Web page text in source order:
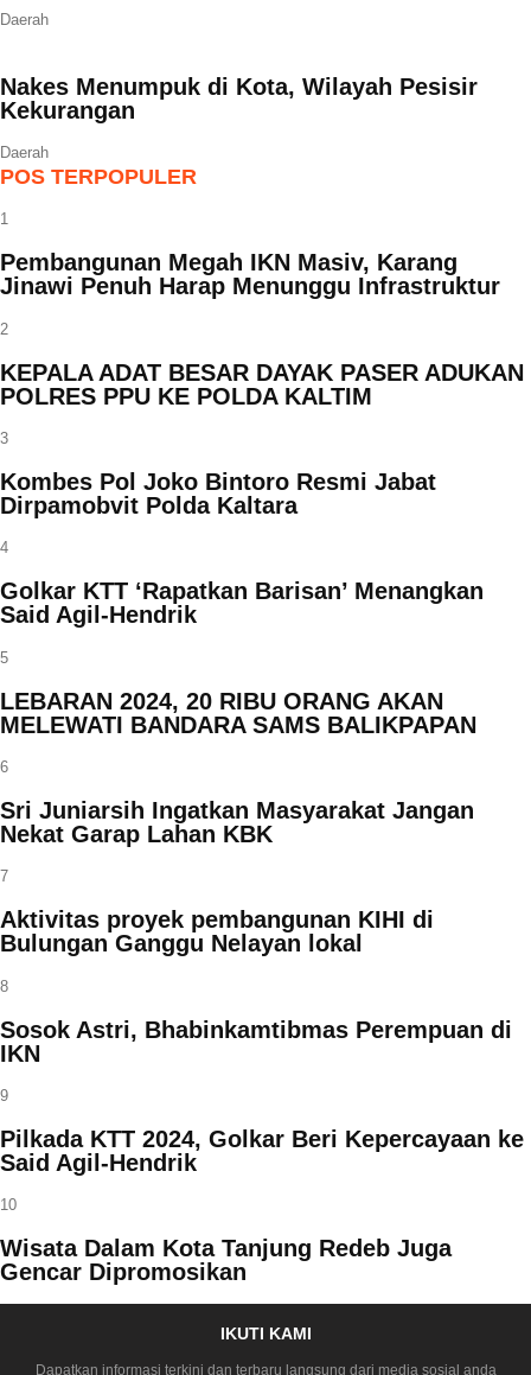
Daerah
Nakes Menumpuk di Kota, Wilayah Pesisir
Kekurangan
Daerah
POS TERPOPULER
1
Pembangunan Megah IKN Masiv, Karang
Jinawi Penuh Harap Menunggu Infrastruktur
2
KEPALA ADAT BESAR DAYAK PASER ADUKAN
POLRES PPU KE POLDA KALTIM
3
Kombes Pol Joko Bintoro Resmi Jabat
Dirpamobvit Polda Kaltara
4
Golkar KTT ‘Rapatkan Barisan’ Menangkan
Said Agil-Hendrik
5
LEBARAN 2024, 20 RIBU ORANG AKAN
MELEWATI BANDARA SAMS BALIKPAPAN
6
Sri Juniarsih Ingatkan Masyarakat Jangan
Nekat Garap Lahan KBK
7
Aktivitas proyek pembangunan KIHI di
Bulungan Ganggu Nelayan lokal
8
Sosok Astri, Bhabinkamtibmas Perempuan di
IKN
9
Pilkada KTT 2024, Golkar Beri Kepercayaan ke
Said Agil-Hendrik
10
Wisata Dalam Kota Tanjung Redeb Juga
Gencar Dipromosikan
IKUTI KAMI
Dapatkan informasi terkini dan terbaru langsung dari media sosial anda